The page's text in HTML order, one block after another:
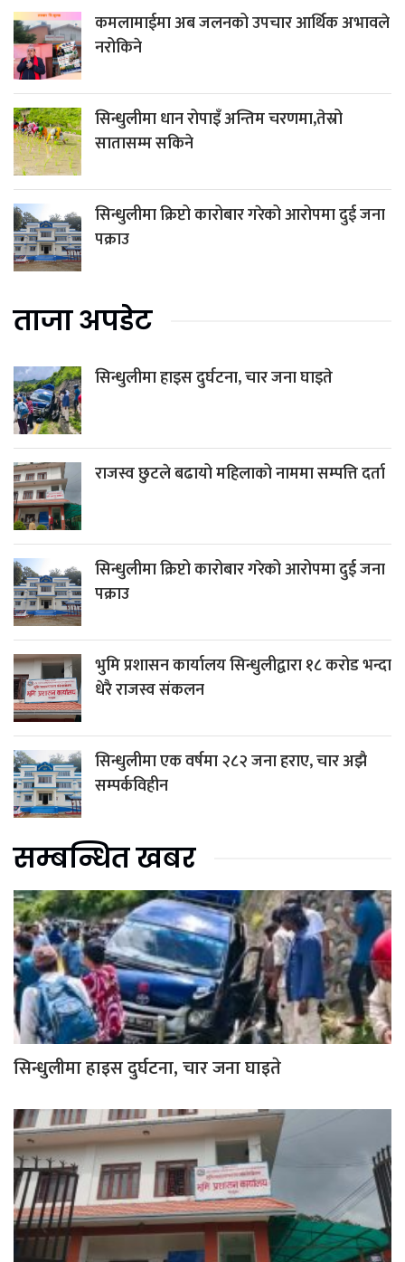
कमलामाईमा अब जलनको उपचार आर्थिक अभावले
नरोकिने
सिन्धुलीमा धान रोपाइँ अन्तिम चरणमा,तेस्रो
सातासम्म सकिने
सिन्धुलीमा क्रिप्टो कारोबार गरेको आरोपमा दुई जना
पक्राउ
ताजा अपडेट
सिन्धुलीमा हाइस दुर्घटना, चार जना घाइते
राजस्व छुटले बढायो महिलाको नाममा सम्पत्ति दर्ता
सिन्धुलीमा क्रिप्टो कारोबार गरेको आरोपमा दुई जना
पक्राउ
भुमि प्रशासन कार्यालय सिन्धुलीद्वारा १८ करोड भन्दा
धेरै राजस्व संकलन
सिन्धुलीमा एक वर्षमा २८२ जना हराए, चार अझै
सम्पर्कविहीन
सम्बन्धित खबर
सिन्धुलीमा हाइस दुर्घटना, चार जना घाइते